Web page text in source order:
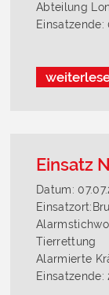
Abteilung
Einsatzende:
Einsatz
Datum:
Tierrettung
Alarmierte
Einsatzende: